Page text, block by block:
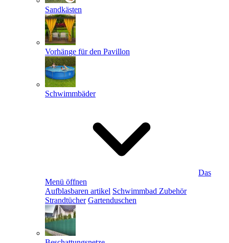
Sandkästen
Vorhänge für den Pavillon
Schwimmbäder
Das
Menü öffnen
Aufblasbaren artikel Schwimmbad Zubehör
Strandtücher Gartenduschen